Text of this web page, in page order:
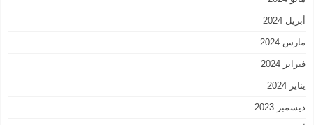
أبريل 2024
مارس 2024
فبراير 2024
يناير 2024
ديسمبر 2023